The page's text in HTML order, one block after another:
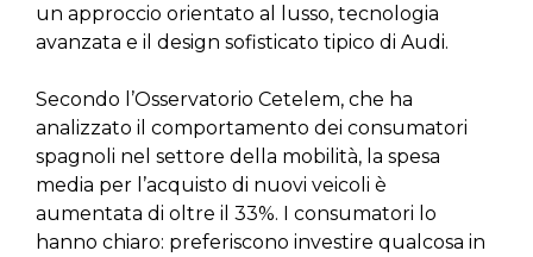
un approccio orientato al lusso, tecnologia
avanzata e il design sofisticato tipico di Audi.
Secondo l’Osservatorio Cetelem, che ha
analizzato il comportamento dei consumatori
spagnoli nel settore della mobilità, la spesa
media per l’acquisto di nuovi veicoli è
aumentata di oltre il 33%. I consumatori lo
hanno chiaro: preferiscono investire qualcosa in